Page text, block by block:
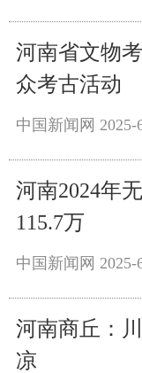
河南省文物
众考古活动
中国新闻网 2025-
河南2024年
115.7万
中国新闻网 2025-
河南商丘：
凉